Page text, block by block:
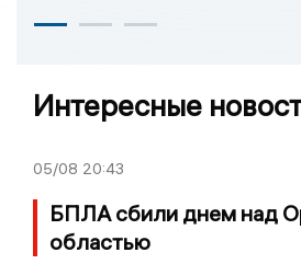
Интересные
05/08 20:43
БПЛА сбили днем над
областью